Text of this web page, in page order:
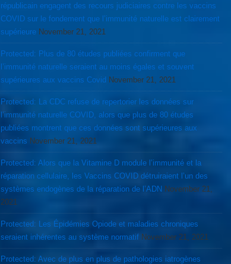
républicain engagent des recours judiciaires contre les vaccins
COVID sur le fondement que l’immunité naturelle est clairement
supérieure November 21, 2021
Protected: Plus de 80 études publiées confirment que
l’immunité naturelle seraient au moins égales et souvent
supérieures aux vaccins Covid November 21, 2021
Protected: La CDC refuse de repertorier les données sur
l’immunité naturelle COVID, alors que plus de 80 études
publiées montrent que ces données sont supérieures aux
vaccins November 21, 2021
Protected: Alors que la Vitamine D module l’immunité et la
réparation cellulaire, les Vaccins COVID détruiraient l’un des
systèmes endogènes de la réparation de l’ADN November 21,
2021
Protected: Les Épidémies Opiode et maladies chroniques
seraient inhérentes au système normatif November 21, 2021
Protected: Avec de plus en plus de pathologies iatrogènes